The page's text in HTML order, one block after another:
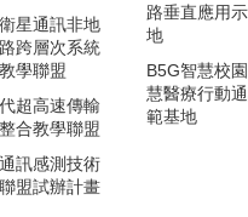
星通訊非地
跨層次系統
學聯盟
超高速傳輸
合教學聯盟
訊感測技術
盟試辦計畫
路垂直應用
地
B5G智慧校
慧醫療行動
範基地